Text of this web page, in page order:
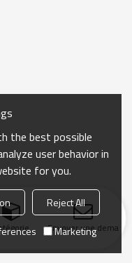
Envoyer une
the best possible
user behavior in
for you.
Reject All
Marketing